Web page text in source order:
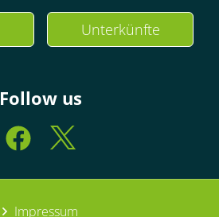
Unterkünfte
Follow us
Impressum